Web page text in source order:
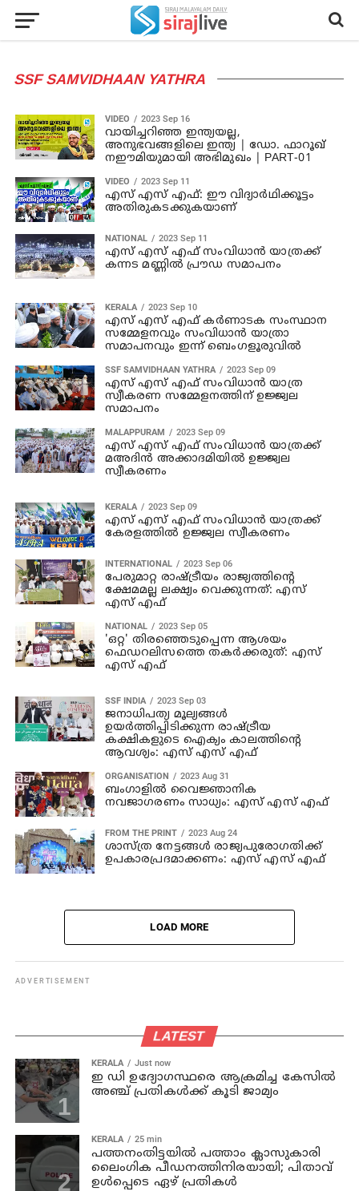
SSF SAMVIDHAAN YATHRA
VIDEO 2023 Sep 16
വായിച്ചറിഞ്ഞ ഇന്ത്യയല്ല,
അനുഭവങ്ങളിലെ ഇന്ത്യ | ഡോ. ഫാറൂഖ്
നഈമിയുമായി അഭിമുഖം | PART-01
VIDEO 2023 Sep 11
എസ് എസ് എഫ്: ഈ വിദ്യാർഥിക്കൂട്ടം
അതിരുകടക്കുകയാണ്
NATIONAL 2023 Sep 11
എസ് എസ് എഫ് സംവിധാന്‍ യാത്രക്ക്
കന്നട മണ്ണില്‍ പ്രൗഡ സമാപനം
KERALA 2023 Sep 10
എസ് എസ് എഫ് കര്‍ണാടക സംസ്ഥാന
സമ്മേളനവും സംവിധാന്‍ യാത്രാ
സമാപനവും ഇന്ന് ബെംഗളൂരുവില്‍
SSF SAMVIDHAAN YATHRA 2023 Sep 09
എസ് എസ് എഫ് സംവിധാൻ യാത്ര
സ്വീകരണ സമ്മേളനത്തിന് ഉജ്ജ്വല
സമാപനം
MALAPPURAM 2023 Sep 09
എസ് എസ് എഫ് സംവിധാൻ യാത്രക്ക്
മഅദിൻ അക്കാദമിയിൽ ഉജ്ജ്വല
സ്വീകരണം
KERALA 2023 Sep 09
എസ് എസ് എഫ് സംവിധാൻ യാത്രക്ക്
കേരളത്തിൽ ഉജ്ജ്വല സ്വീകരണം
INTERNATIONAL 2023 Sep 06
പേരുമാറ്റ രാഷ്ട്രീയം രാജ്യത്തിന്റെ
ക്ഷേമമല്ല ലക്ഷ്യം വെക്കുന്നത്: എസ്
എസ് എഫ്
NATIONAL 2023 Sep 05
'ഒറ്റ' തിരഞ്ഞെടുപ്പെന്ന ആശയം
ഫെഡറലിസത്തെ തകര്‍ക്കരുത്: എസ്
എസ് എഫ്
SSF INDIA 2023 Sep 03
ജനാധിപത്യ മൂല്യങ്ങൾ
ഉയര്‍ത്തിപ്പിടിക്കുന്ന രാഷ്ട്രീയ
കക്ഷികളുടെ ഐക്യം കാലത്തിന്റെ
ആവശ്യം: എസ് എസ് എഫ്
ORGANISATION 2023 Aug 31
ബംഗാളില്‍ വൈജ്ഞാനിക
നവജാഗരണം സാധ്യം: എസ് എസ് എഫ്
FROM THE PRINT 2023 Aug 24
ശാസ്ത്ര നേട്ടങ്ങള്‍ രാജ്യപുരോഗതിക്ക്
ഉപകാരപ്രദമാക്കണം: എസ് എസ് എഫ്
LOAD MORE
ADVERTISEMENT
LATEST
KERALA Just now
ഇ ഡി ഉദ്യോഗസ്ഥരെ ആക്രമിച്ച കേസില്‍
അഞ്ച് പ്രതികള്‍ക്ക് കൂടി ജാമ്യം
KERALA 25 min
പത്തനംതിട്ടയില്‍ പത്താം ക്ലാസുകാരി
ലൈംഗിക പീഡനത്തിനിരയായി; പിതാവ്
ഉള്‍പ്പെടെ ഏഴ് പ്രതികള്‍